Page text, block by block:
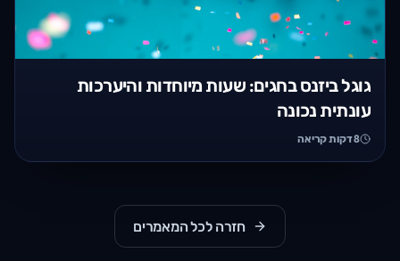
גוגל ביזנס בחגים: שעות מיוחדות והיערכות
עונתית נכונה
8דקות קריאה
חזרה לכל המאמרים